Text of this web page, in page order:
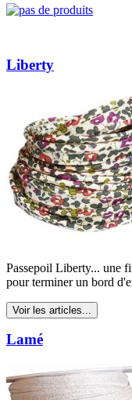
Liberty
Passepoil Liberty... une
pour terminer un bord
Voir les articles...
Lamé